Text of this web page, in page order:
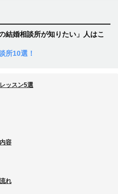
結婚相談所が知りたい」人はこ
所10選！
ッスン5選
容
れ